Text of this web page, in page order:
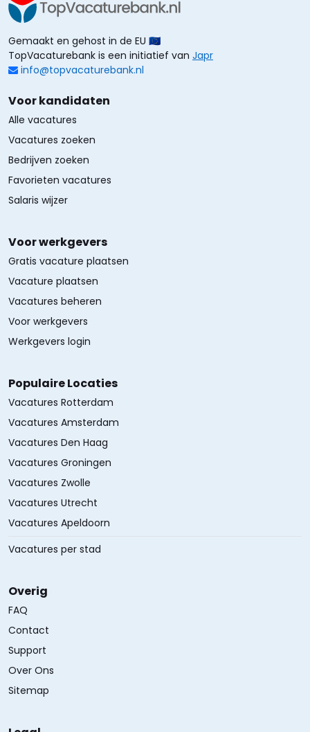
Gemaakt en gehost in de EU 🇪🇺
TopVacaturebank is een initiatief van Japr
info@topvacaturebank.nl
Voor kandidaten
Alle vacatures
Vacatures zoeken
Bedrijven zoeken
Favorieten vacatures
Salaris wijzer
Voor werkgevers
Gratis vacature plaatsen
Vacature plaatsen
Vacatures beheren
Voor werkgevers
Werkgevers login
Populaire Locaties
Vacatures Rotterdam
Vacatures Amsterdam
Vacatures Den Haag
Vacatures Groningen
Vacatures Zwolle
Vacatures Utrecht
Vacatures Apeldoorn
Vacatures per stad
Overig
FAQ
Contact
Support
Over Ons
Sitemap